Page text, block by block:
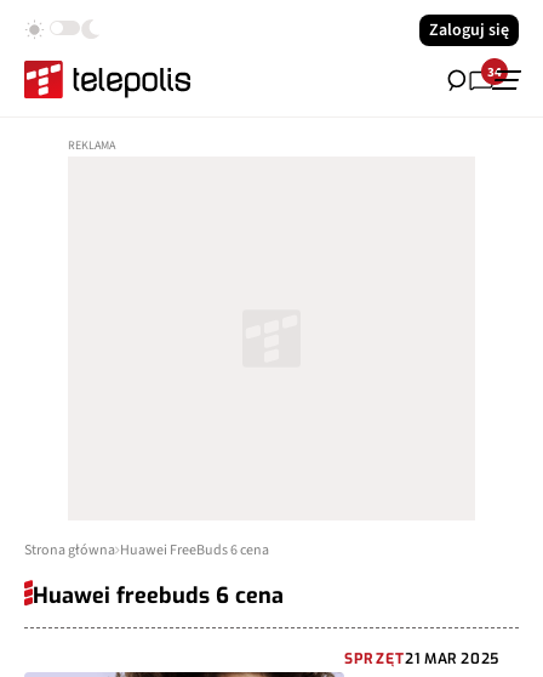
Zaloguj się
34
Strona główna Huawei FreeBuds 6 cena
Huawei freebuds 6 cena
SPRZĘT21 MAR 2025